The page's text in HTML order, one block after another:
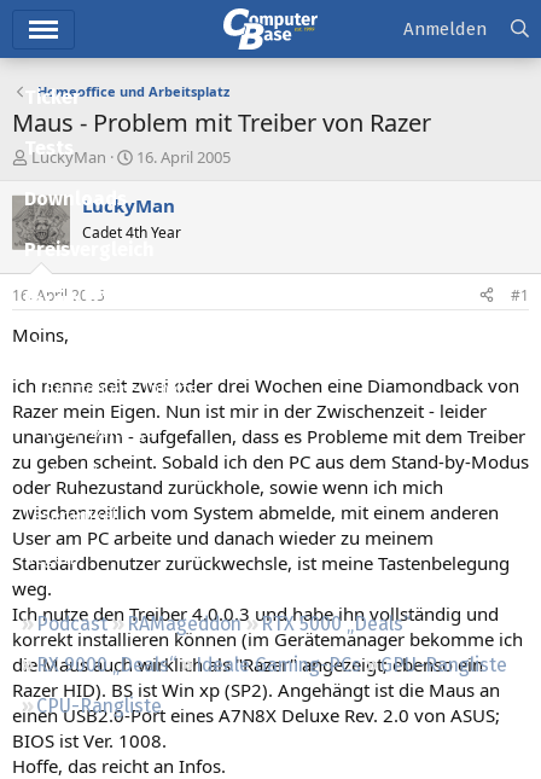
Ticker
Tests
Downloads
Preisvergleich
Forum
Aktuelles
Empfohlene Inhalte
Neue Beiträge
Neueste Aktivitäten
Leserartikel
Regeln
Podcast RAMageddon
RTX 5000 „Deals“
RX 9000 „Deals“
Ideale Gaming-PCs
GPU-Rangliste
CPU-Rangliste
Anmelden
Homeoffice und Arbeitsplatz
Maus - Problem mit Treiber von Razer
E
s
t
e
e
r
LuckyMan
E
s
t
e
t
16. April 2005
LuckyMan
Cadet 4th Year
16. April 2005 #1
Moins,
ich nenne seit zwei oder drei Wochen eine Diamondback von
Razer mein Eigen. Nun ist mir in der Zwischenzeit - leider
unangenehm - aufgefallen, dass es Probleme mit dem Treiber
zu geben scheint. Sobald ich den PC aus dem Stand-by-Modus
oder Ruhezustand zurückhole, sowie wenn ich mich
zwischenzeitlich vom System abmelde, mit einem anderen
User am PC arbeite und danach wieder zu meinem
Standardbenutzer zurückwechsle, ist meine Tastenbelegung
weg.
Ich nutze den Treiber 4.0.0.3 und habe ihn vollständig und
korrekt installieren können (im Gerätemanager bekomme ich
die Maus auch wirklich als "Razer" angezeigt; ebenso ein
Razer HID). BS ist Win xp (SP2). Angehängt ist die Maus an
einen USB2.0-Port eines A7N8X Deluxe Rev. 2.0 von ASUS;
BIOS ist Ver. 1008.
Hoffe, das reicht an Infos.